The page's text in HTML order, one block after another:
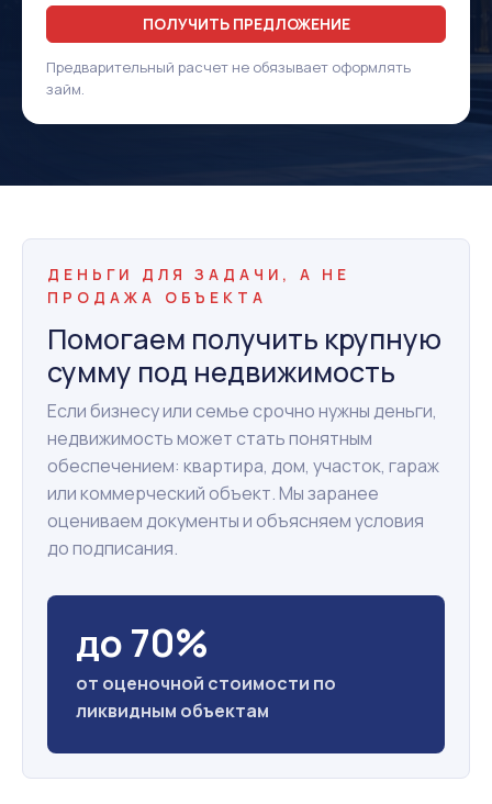
ПОЛУЧИТЬ ПРЕДЛОЖЕНИЕ
Предварительный расчет не обязывает оформлять
займ.
ДЕНЬГИ ДЛЯ ЗАДАЧИ, А НЕ
ПРОДАЖА ОБЪЕКТА
Помогаем получить крупную
сумму под недвижимость
Если бизнесу или семье срочно нужны деньги,
недвижимость может стать понятным
обеспечением: квартира, дом, участок, гараж
или коммерческий объект. Мы заранее
оцениваем документы и объясняем условия
до подписания.
до 70%
от оценочной стоимости по
ликвидным объектам